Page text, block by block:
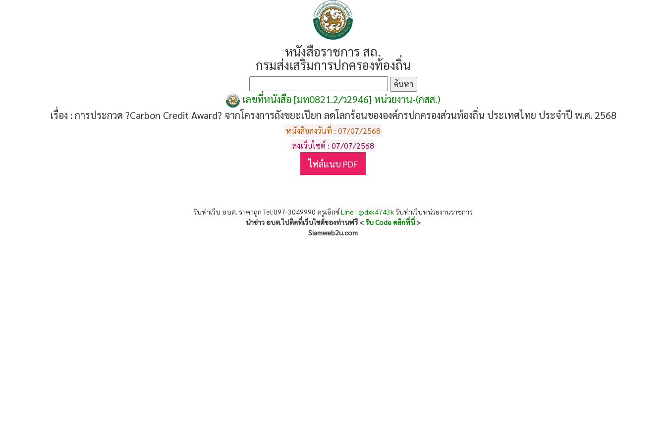
หนังสือราชการ สถ.
กรมส่งเสริมการปกครองท้องถิ่น
เลขที่หนังสือ [มท0821.2/ว2946] หน่วยงาน-(กสส.)
เรื่อง :การประกวด ?Carbon Credit Award? จากโครงการถังขยะเปียก ลดโลกร้อนขององค์กรปกครองส่วนท้องถิ่น ประเทศไทย ประจำปี พ.ศ. 2568
หนังสือลงวันที่ : 07/07/2568
ลงเว็บไซต์ : 07/07/2568
ไฟล์แนบ PDF
รับทำเว็บ อบต. ราคาถูก Tel:097-3049990 ครูเอ็กซ์Line : @dxk4743k รับทำเว็บหน่วยงานราชการ
นำข่าว อบต.ไปติดที่เว็บไซต์ของท่านฟรี <รับ Code คลิกที่นี่>
Siamweb2u.com